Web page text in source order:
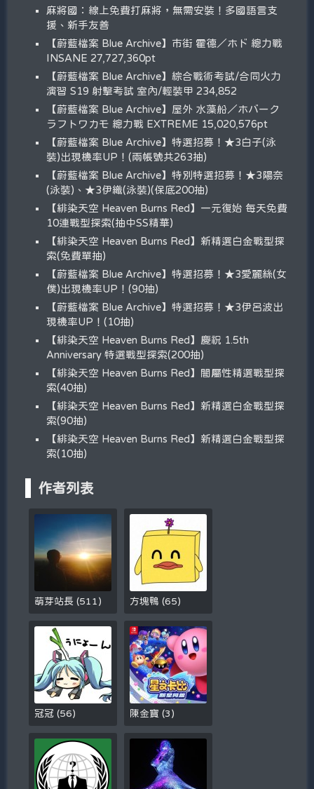
麻將國：線上免費打麻將，無需安裝！多國語言支
援、新手友善
【蔚藍檔案 Blue Archive】市街 霍德／ホド 總力戰
INSANE 27,727,360pt
【蔚藍檔案 Blue Archive】綜合戰術考試/合同火力
演習 S19 射擊考試 室內/輕裝甲 234,852
【蔚藍檔案 Blue Archive】屋外 水藻船／ホバーク
ラフトワカモ 總力戰 EXTREME 15,020,576pt
【蔚藍檔案 Blue Archive】特選招募！★3白子(泳
裝)出現機率UP！(兩帳號共263抽)
【蔚藍檔案 Blue Archive】特別特選招募！★3陽奈
(泳裝)、★3伊織(泳裝)(保底200抽)
【緋染天空 Heaven Burns Red】一元復始 每天免費
10連戰型探索(抽中SS精華)
【緋染天空 Heaven Burns Red】新精選白金戰型探
索(免費單抽)
【蔚藍檔案 Blue Archive】特選招募！★3愛麗絲(女
僕)出現機率UP！(90抽)
【蔚藍檔案 Blue Archive】特選招募！★3伊呂波出
現機率UP！(10抽)
【緋染天空 Heaven Burns Red】慶祝 1.5th
Anniversary 特選戰型探索(200抽)
【緋染天空 Heaven Burns Red】闇屬性精選戰型探
索(40抽)
【緋染天空 Heaven Burns Red】新精選白金戰型探
索(90抽)
【緋染天空 Heaven Burns Red】新精選白金戰型探
索(10抽)
作者列表
萌芽站長(511 ) 方塊鴨(65)
冠冠(56) 陳金寶(3 )